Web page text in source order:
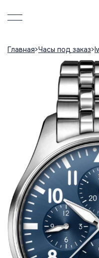
Главная Часы под заказ